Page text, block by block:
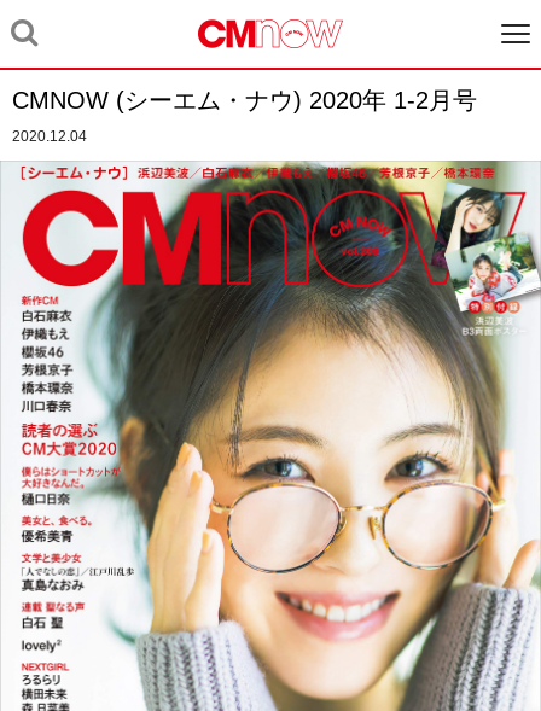
CMNOW (シーエム・ナウ) 2020年 1-2月号
2020.12.04